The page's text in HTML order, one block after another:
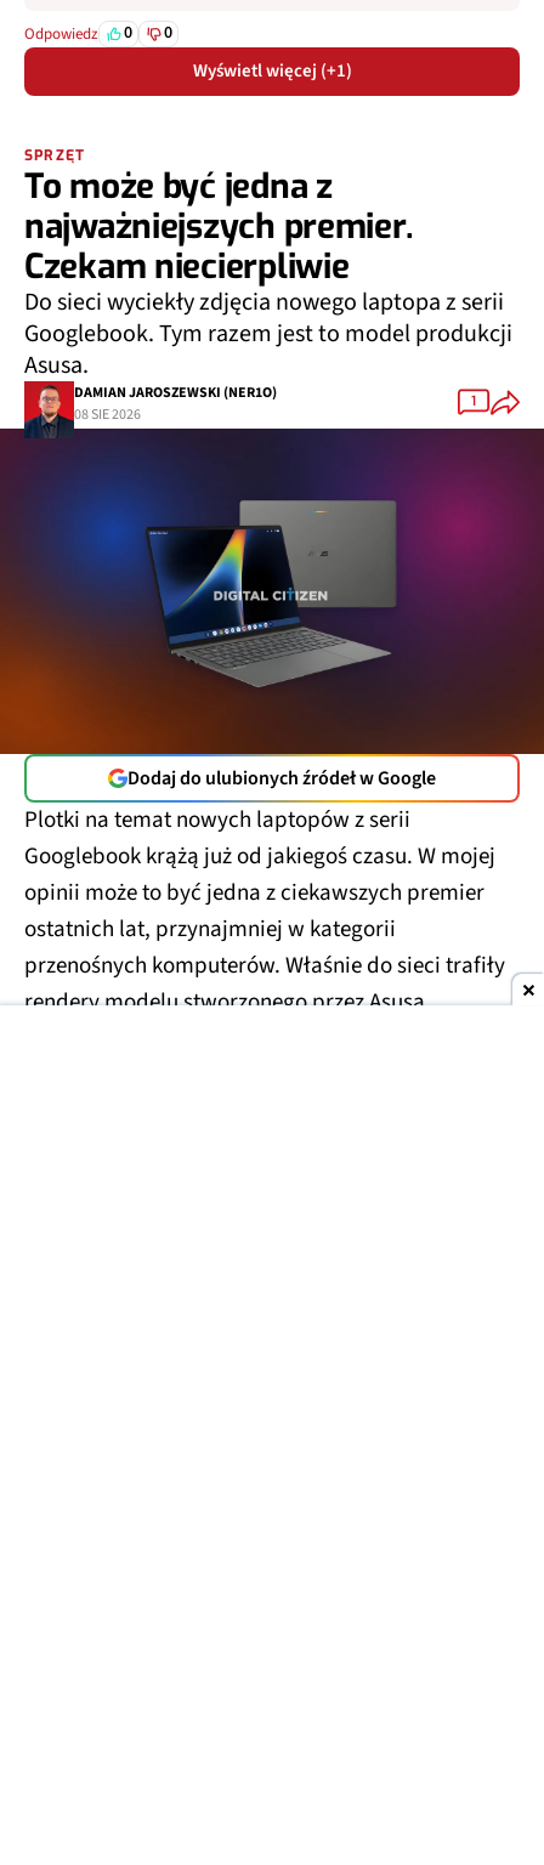
Odpowiedz 0 0
Wyświetl więcej (+1)
SPRZĘT
To może być jedna z
najważniejszych premier.
Czekam niecierpliwie
Do sieci wyciekły zdjęcia nowego laptopa z serii
Googlebook. Tym razem jest to model produkcji
Asusa.
DAMIAN JAROSZEWSKI (NER1O)
08 SIE 2026
1
Dodaj do ulubionych źródeł w Google
Plotki na temat nowych laptopów z serii
Googlebook krążą już od jakiegoś czasu. W mojej
opinii może to być jedna z ciekawszych premier
ostatnich lat, przynajmniej w kategorii
przenośnych komputerów. Właśnie do sieci trafiły
rendery modelu stworzonego przez Asusa.